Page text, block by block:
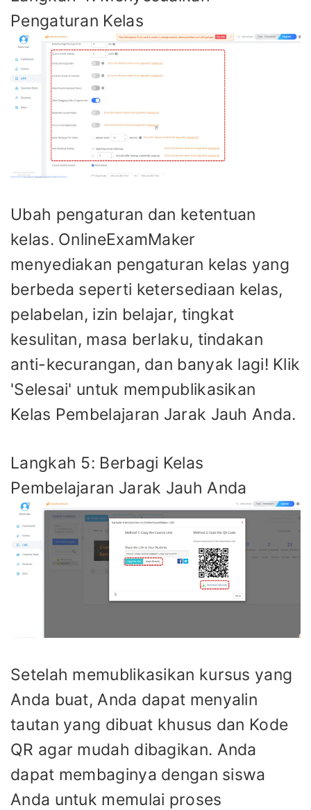
Pengaturan Kelas
Ubah pengaturan dan ketentuan
kelas. OnlineExamMaker
menyediakan pengaturan kelas yang
berbeda seperti ketersediaan kelas,
pelabelan, izin belajar, tingkat
kesulitan, masa berlaku, tindakan
anti-kecurangan, dan banyak lagi! Klik
'Selesai' untuk mempublikasikan
Kelas Pembelajaran Jarak Jauh Anda.
Langkah 5: Berbagi Kelas
Pembelajaran Jarak Jauh Anda
Setelah memublikasikan kursus yang
Anda buat, Anda dapat menyalin
tautan yang dibuat khusus dan Kode
QR agar mudah dibagikan. Anda
dapat membaginya dengan siswa
Anda untuk memulai proses